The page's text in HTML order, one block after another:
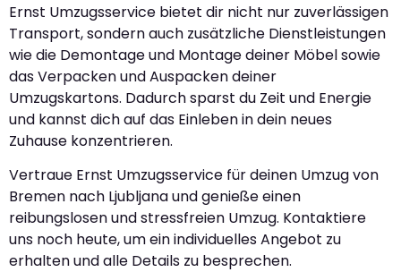
Ernst Umzugsservice bietet dir nicht nur zuverlässigen
Transport, sondern auch zusätzliche Dienstleistungen
wie die Demontage und Montage deiner Möbel sowie
das Verpacken und Auspacken deiner
Umzugskartons. Dadurch sparst du Zeit und Energie
und kannst dich auf das Einleben in dein neues
Zuhause konzentrieren.
Vertraue Ernst Umzugsservice für deinen Umzug von
Bremen nach Ljubljana und genieße einen
reibungslosen und stressfreien Umzug. Kontaktiere
uns noch heute, um ein individuelles Angebot zu
erhalten und alle Details zu besprechen.